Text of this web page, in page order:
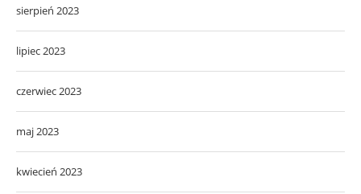
sierpień 2023
lipiec 2023
czerwiec 2023
maj 2023
kwiecień 2023